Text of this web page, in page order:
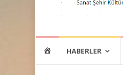
atla
HOMEHABERLER